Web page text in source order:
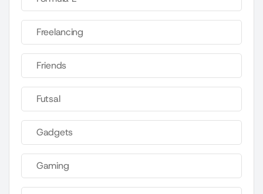
Freelancing
Friends
Futsal
Gadgets
Gaming